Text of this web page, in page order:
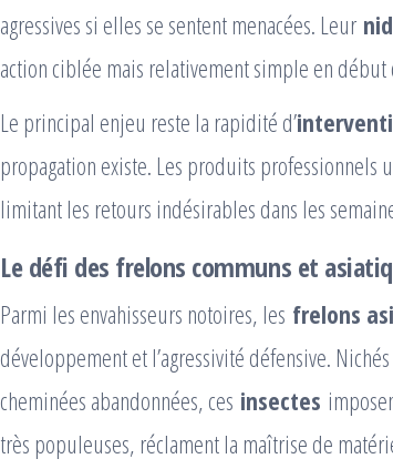
agressives si elles se sentent menacées. Leur nid
action ciblée mais relativement simple en début
Le principal enjeu reste la rapidité d’
propagation existe. Les produits professionnels
limitant les retours indésirables dans les
Le défi des frelons communs et
Parmi les envahisseurs notoires, les frelons
développement et l’agressivité défensive.
cheminées abandonnées, ces insectes
très populeuses, réclament la maîtrise de